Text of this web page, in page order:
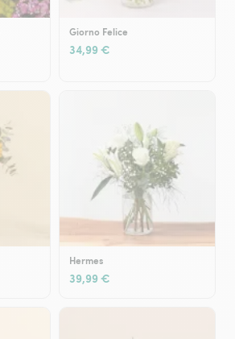
Giorno Felice
34,99 €
Hermes
39,99 €